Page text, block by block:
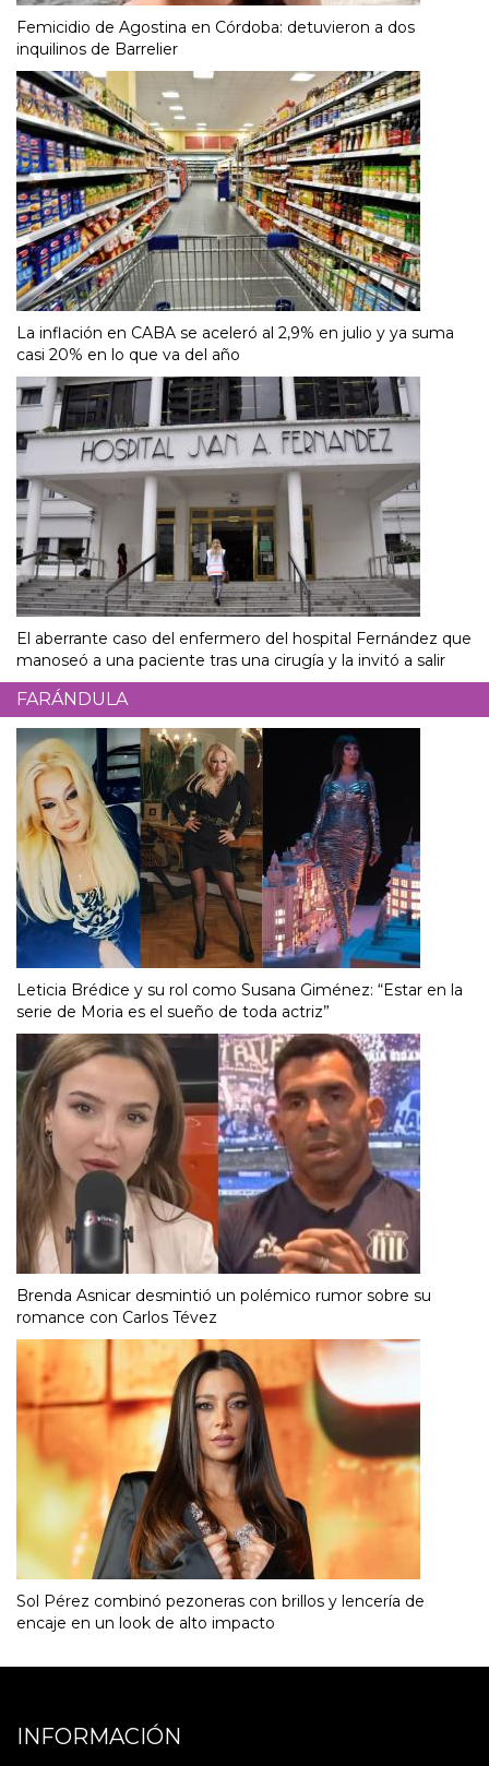
Femicidio de Agostina en Córdoba: detuvieron a dos
inquilinos de Barrelier
La inflación en CABA se aceleró al 2,9% en julio y ya suma
casi 20% en lo que va del año
El aberrante caso del enfermero del hospital Fernández que
manoseó a una paciente tras una cirugía y la invitó a salir
FARÁNDULA
Leticia Brédice y su rol como Susana Giménez: “Estar en la
serie de Moria es el sueño de toda actriz”
Brenda Asnicar desmintió un polémico rumor sobre su
romance con Carlos Tévez
Sol Pérez combinó pezoneras con brillos y lencería de
encaje en un look de alto impacto
INFORMACIÓN